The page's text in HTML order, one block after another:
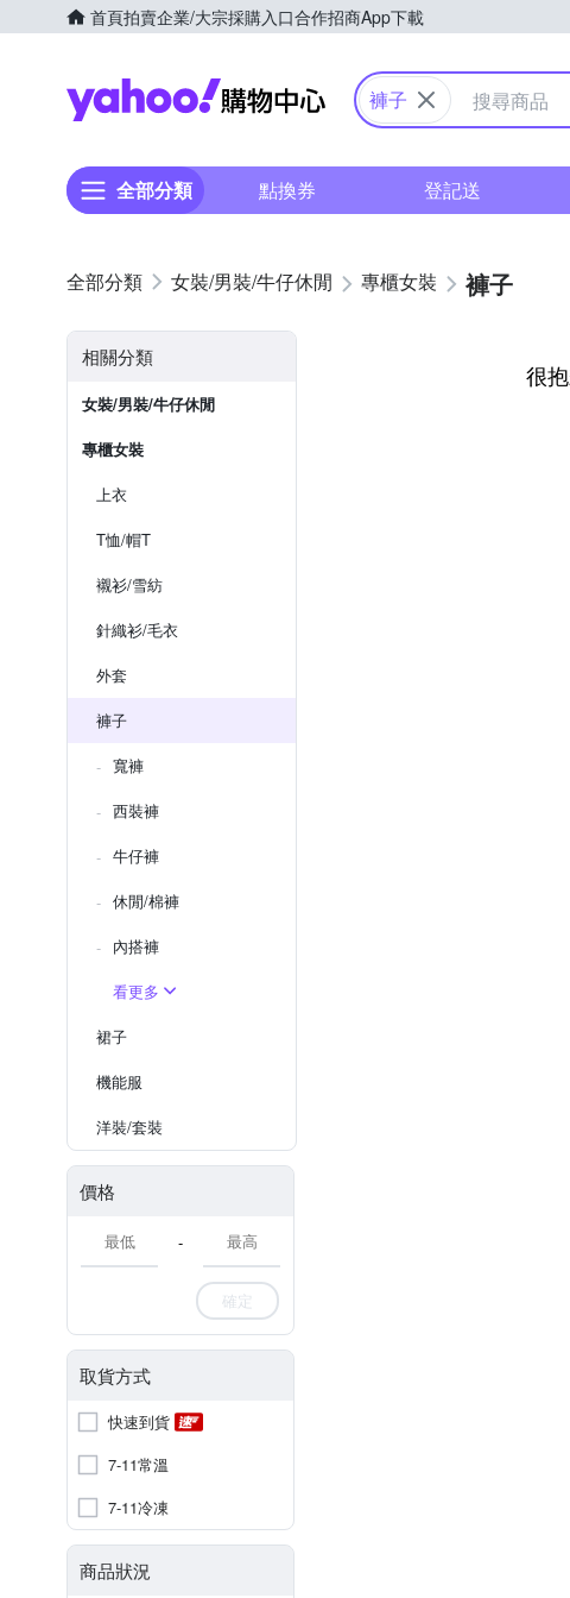
首頁拍賣企業/大宗採購入口合作招商App下載
Yahoo購物中心
褲子
全部分類 點換券 登記送
女裝/男裝/牛仔休閒 專櫃女裝 褲子
相關分類
女裝/男裝/牛仔休閒
專櫃女裝
上衣
T恤/帽T
襯衫/雪紡
針織衫/毛衣
外套
褲子
寬褲
西裝褲
牛仔褲
休閒/棉褲
內搭褲
看更多
裙子
機能服
洋裝/套裝
價格
-
確定
取貨方式
快速到貨
7-11常溫
7-11冷凍
商品狀況
很